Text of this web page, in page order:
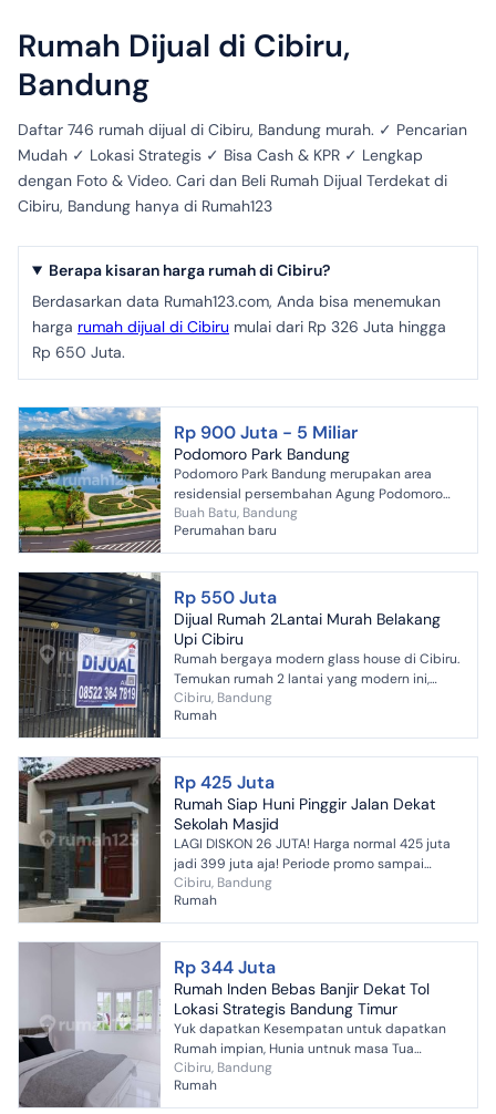
Rumah Dijual di Cibiru,
Bandung
Daftar 746 rumah dijual di Cibiru, Bandung murah. ✓ Pencarian
Mudah ✓ Lokasi Strategis ✓ Bisa Cash & KPR ✓ Lengkap
dengan Foto & Video. Cari dan Beli Rumah Dijual Terdekat di
Cibiru, Bandung hanya di Rumah123
Berapa kisaran harga rumah di Cibiru?
Berdasarkan data Rumah123.com, Anda bisa menemukan
harga rumah dijual di Cibiru mulai dari Rp 326 Juta hingga
Rp 650 Juta.
Rp 900 Juta - 5 Miliar
Podomoro Park Bandung
Podomoro Park Bandung merupakan area
residensial persembahan Agung Podomoro
Park dengan desain prestisius dan nuansa
resort di dalamnya. Dengan lua...
Buah Batu, Bandung
Perumahan baru
Rp 550 Juta
Dijual Rumah 2Lantai Murah Belakang
Upi Cibiru
Rumah bergaya modern glass house di Cibiru.
Temukan rumah 2 lantai yang modern ini,
dijual dengan pemandangan asri yang
menambah nilai estetika d...
Cibiru, Bandung
Rumah
Rp 425 Juta
Rumah Siap Huni Pinggir Jalan Dekat
Sekolah Masjid
LAGI DISKON 26 JUTA! Harga normal 425 juta
jadi 399 juta aja! Periode promo sampai
tanggal 15 Maret 2026 Rumah siap huni
pinggir jalan dan lokasi ...
Cibiru, Bandung
Rumah
Rp 344 Juta
Rumah Inden Bebas Banjir Dekat Tol
Lokasi Strategis Bandung Timur
Yuk dapatkan Kesempatan untuk dapatkan
Rumah impian, Hunia untnuk masa Tua
bersama keluarga, terbatas buat Anda
dapatkan rumah nyaman dengan return...
Cibiru, Bandung
Rumah